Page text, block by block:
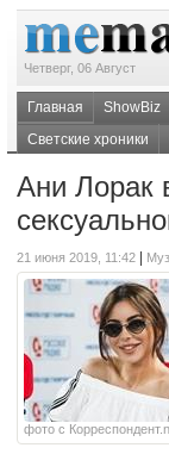
Четверг, 06 Август
Главная ShowBiz
Светские хроники
Ани Лорак
21 июня 2019, 11:42
фото с